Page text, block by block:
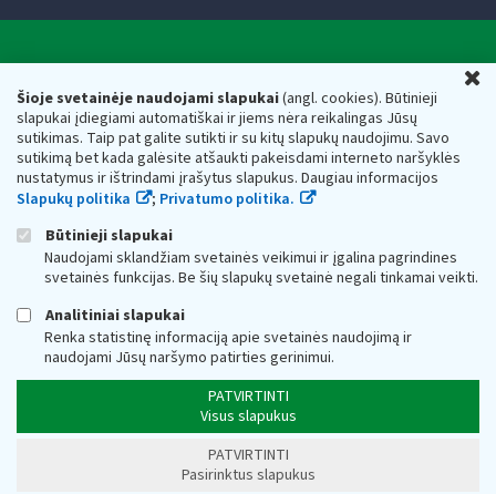
Šioje svetainėje naudojami slapukai(angl. cookies). Būtinieji
slapukai įdiegiami automatiškai ir jiems nėra reikalingas Jūsų
sutikimas. Taip pat galite sutikti ir su kitų slapukų naudojimu. Savo
sutikimą bet kada galėsite atšaukti pakeisdami interneto naršyklės
nustatymus ir ištrindami įrašytus slapukus. Daugiau informacijos
Slapukų politika
; Privatumo politika.
Būtinieji slapukai
Naudojami sklandžiam svetainės veikimui ir įgalina pagrindines
svetainės funkcijas. Be šių slapukų svetainė negali tinkamai veikti.
Analitiniai slapukai
Renka statistinę informaciją apie svetainės naudojimą ir
naudojami Jūsų naršymo patirties gerinimui.
PATVIRTINTI
Visus slapukus
PATVIRTINTI
Pasirinktus slapukus
Respublikos finansų ministerijos
Biudžetinė įstaiga. Juridinio asmens kodas — 188659752,
adresas: Vasario 16-osios g. 14, 01107 Vilnius, Lietuva, el.paštas:
vmi@vmi.lt, E. pristatymo dėžutės adresas 188659752
Duomenys apie Valstybinę mokesčių inspekciją prie Lietuvos
Respublikos finansų ministerijos kaupiami ir saugomi Juridinių